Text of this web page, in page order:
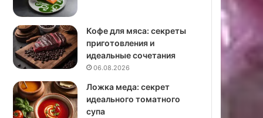
Кофе для мяса: секреты
приготовления и
идеальные сочетания
06.08.2026
Ложка меда: секрет
идеального томатного
супа